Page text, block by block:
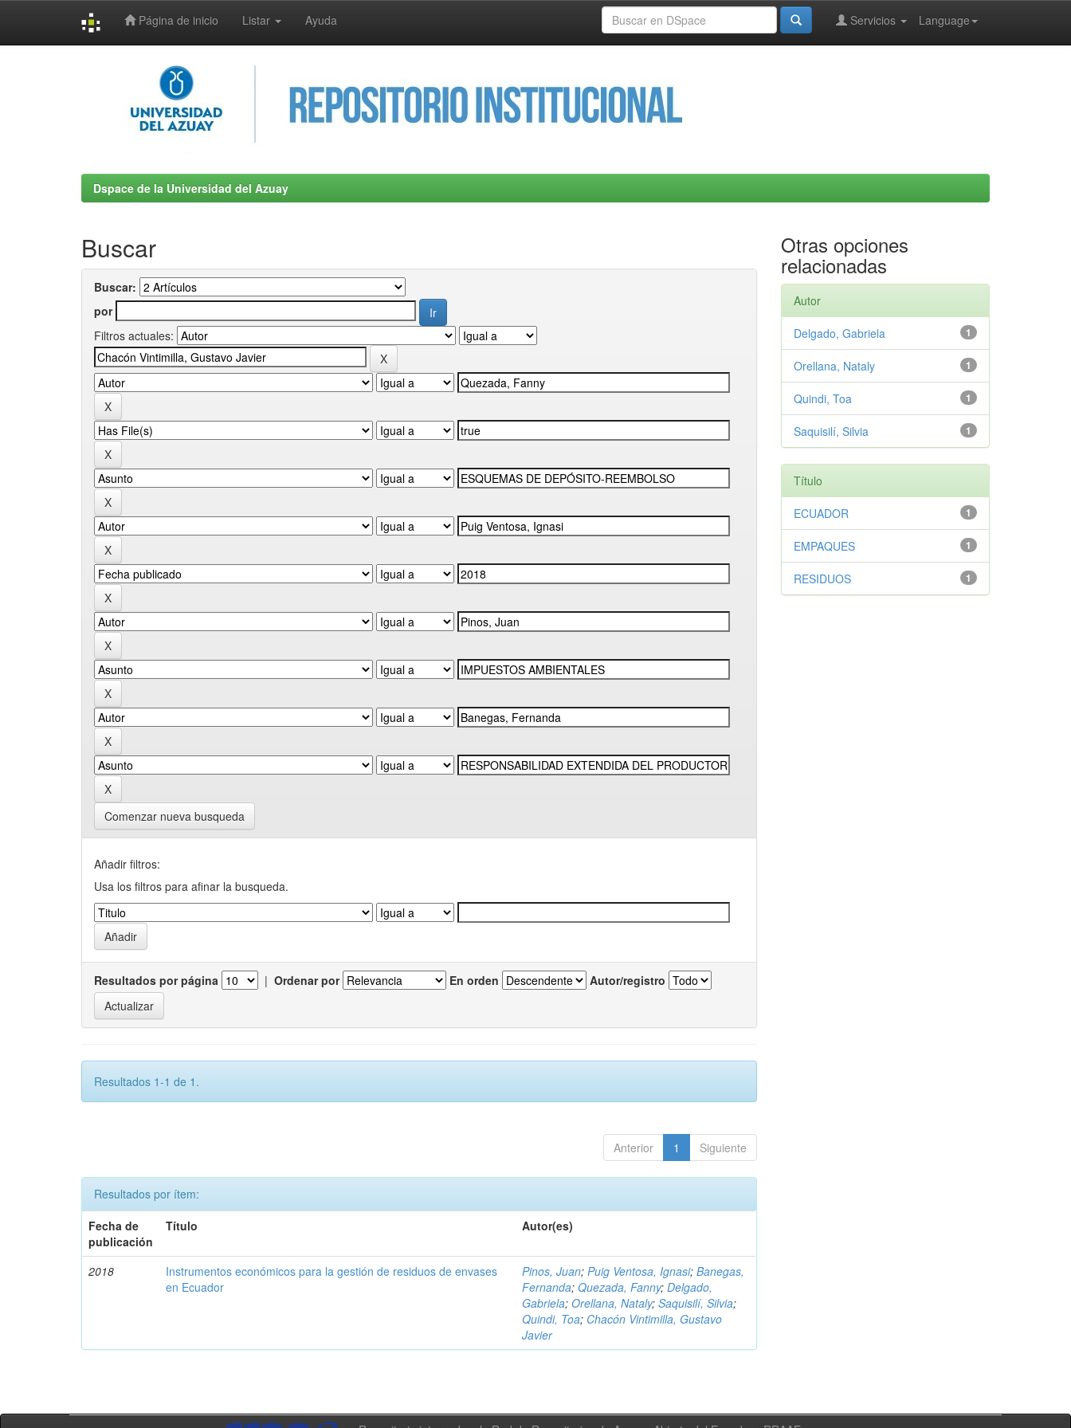
Página de inicio Listar Ayuda Language
Servicios
Dspace de la Universidad del Azuay
Buscar
Buscar:
por
Filtros actuales:
Comenzar nueva busqueda
Añadir filtros:
Usa los filtros para afinar la busqueda.
Resultados por página | Ordenar por En orden Autor/registro
Resultados 1-1 de 1.
Anterior 1 Siguiente
Resultados por ítem:
Fecha de
publicación
Título Autor(es)
2018
Instrumentos económicos para la gestión de residuos de envases
en Ecuador
Pinos, Juan;Puig Ventosa, Ignasi;Banegas,
Fernanda;Quezada, Fanny;Delgado,
Gabriela;Orellana, Nataly;Saquisilí, Silvia;
Quindi, Toa; Chacón Vintimilla, Gustavo
Javier
Otras opciones
relacionadas
Autor
1
Delgado, Gabriela
1
Orellana, Nataly
1
Quindi, Toa
1
Saquisilí, Silvia
Título
1
ECUADOR
1
EMPAQUES
1
RESIDUOS